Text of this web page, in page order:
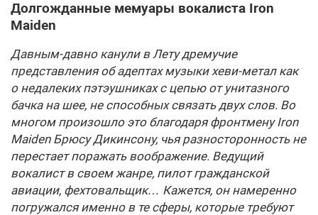
Долгожданные мемуары вокалиста Iron
Maiden
Давным-давно канули в Лету дремучие
представления об адептах музыки хеви-метал как
о недалеких пэтэушниках с цепью от унитазного
бачка на шее, не способных связать двух слов. Во
многом произошло это благодаря фронтмену Iron
Maiden Брюсу Дикинсону, чья разносторонность не
перестает поражать воображение. Ведущий
вокалист в своем жанре, пилот гражданской
авиации, фехтовальщик… Кажется, он намеренно
погружался именно в те сферы, которые требуют